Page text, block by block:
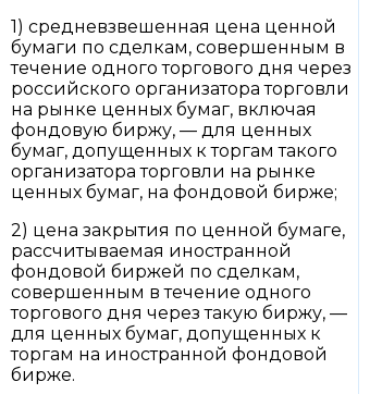
1) средневзвешенная цена ценной
бумаги по сделкам, совершенным в
течение одного торгового дня через
российского организатора торговли
на рынке ценных бумаг, включая
фондовую биржу, — для ценных
бумаг, допущенных к торгам такого
организатора торговли на рынке
ценных бумаг, на фондовой бирже;
2) цена закрытия по ценной бумаге,
рассчитываемая иностранной
фондовой биржей по сделкам,
совершенным в течение одного
торгового дня через такую биржу, —
для ценных бумаг, допущенных к
торгам на иностранной фондовой
бирже.